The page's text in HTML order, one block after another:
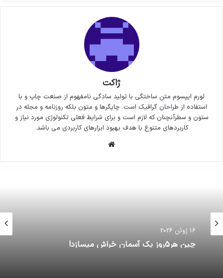
ژاکت
لورم ایپسوم متن ساختگی با تولید سادگی نامفهوم از صنعت چاپ و با
استفاده از طراحان گرافیک است. چاپگرها و متون بلکه روزنامه و مجله در
ستون و سطرآنچنان که لازم است و برای شرایط فعلی تکنولوژی مورد نیاز و
کاربردهای متنوع با هدف بهبود ابزارهای کاربردی می باشد.
16 ژوئن 2026
چین هر5روز یک آسمان خراش میسازد!